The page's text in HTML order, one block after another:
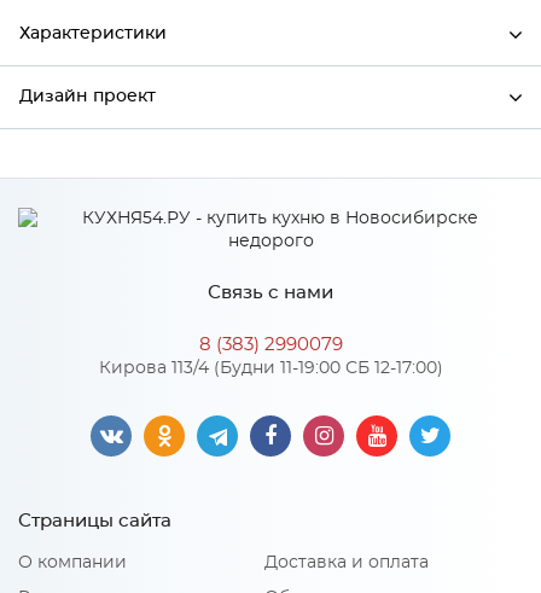
Характеристики
Производитель
Дизайн проект
*
Модель кухни или ссылка *
Связь с нами
8 (383) 2990079
Кирова 113/4 (Будни 11-19:00 СБ 12-17:00)
Страницы сайта
О компании Доставка и оплата